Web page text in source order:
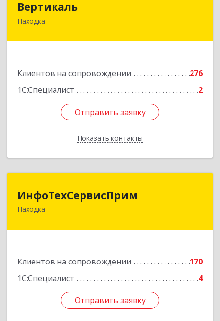
Вертикаль
Находка
Клиентов на сопровождении
276
1С:Специалист
2
Отправить заявку
Показать контакты
Отправить заявку
Назад
ИнфоТехСервисПрим
Находка
Клиентов на сопровождении
170
1С:Специалист
4
Отправить заявку
Отправить заявку